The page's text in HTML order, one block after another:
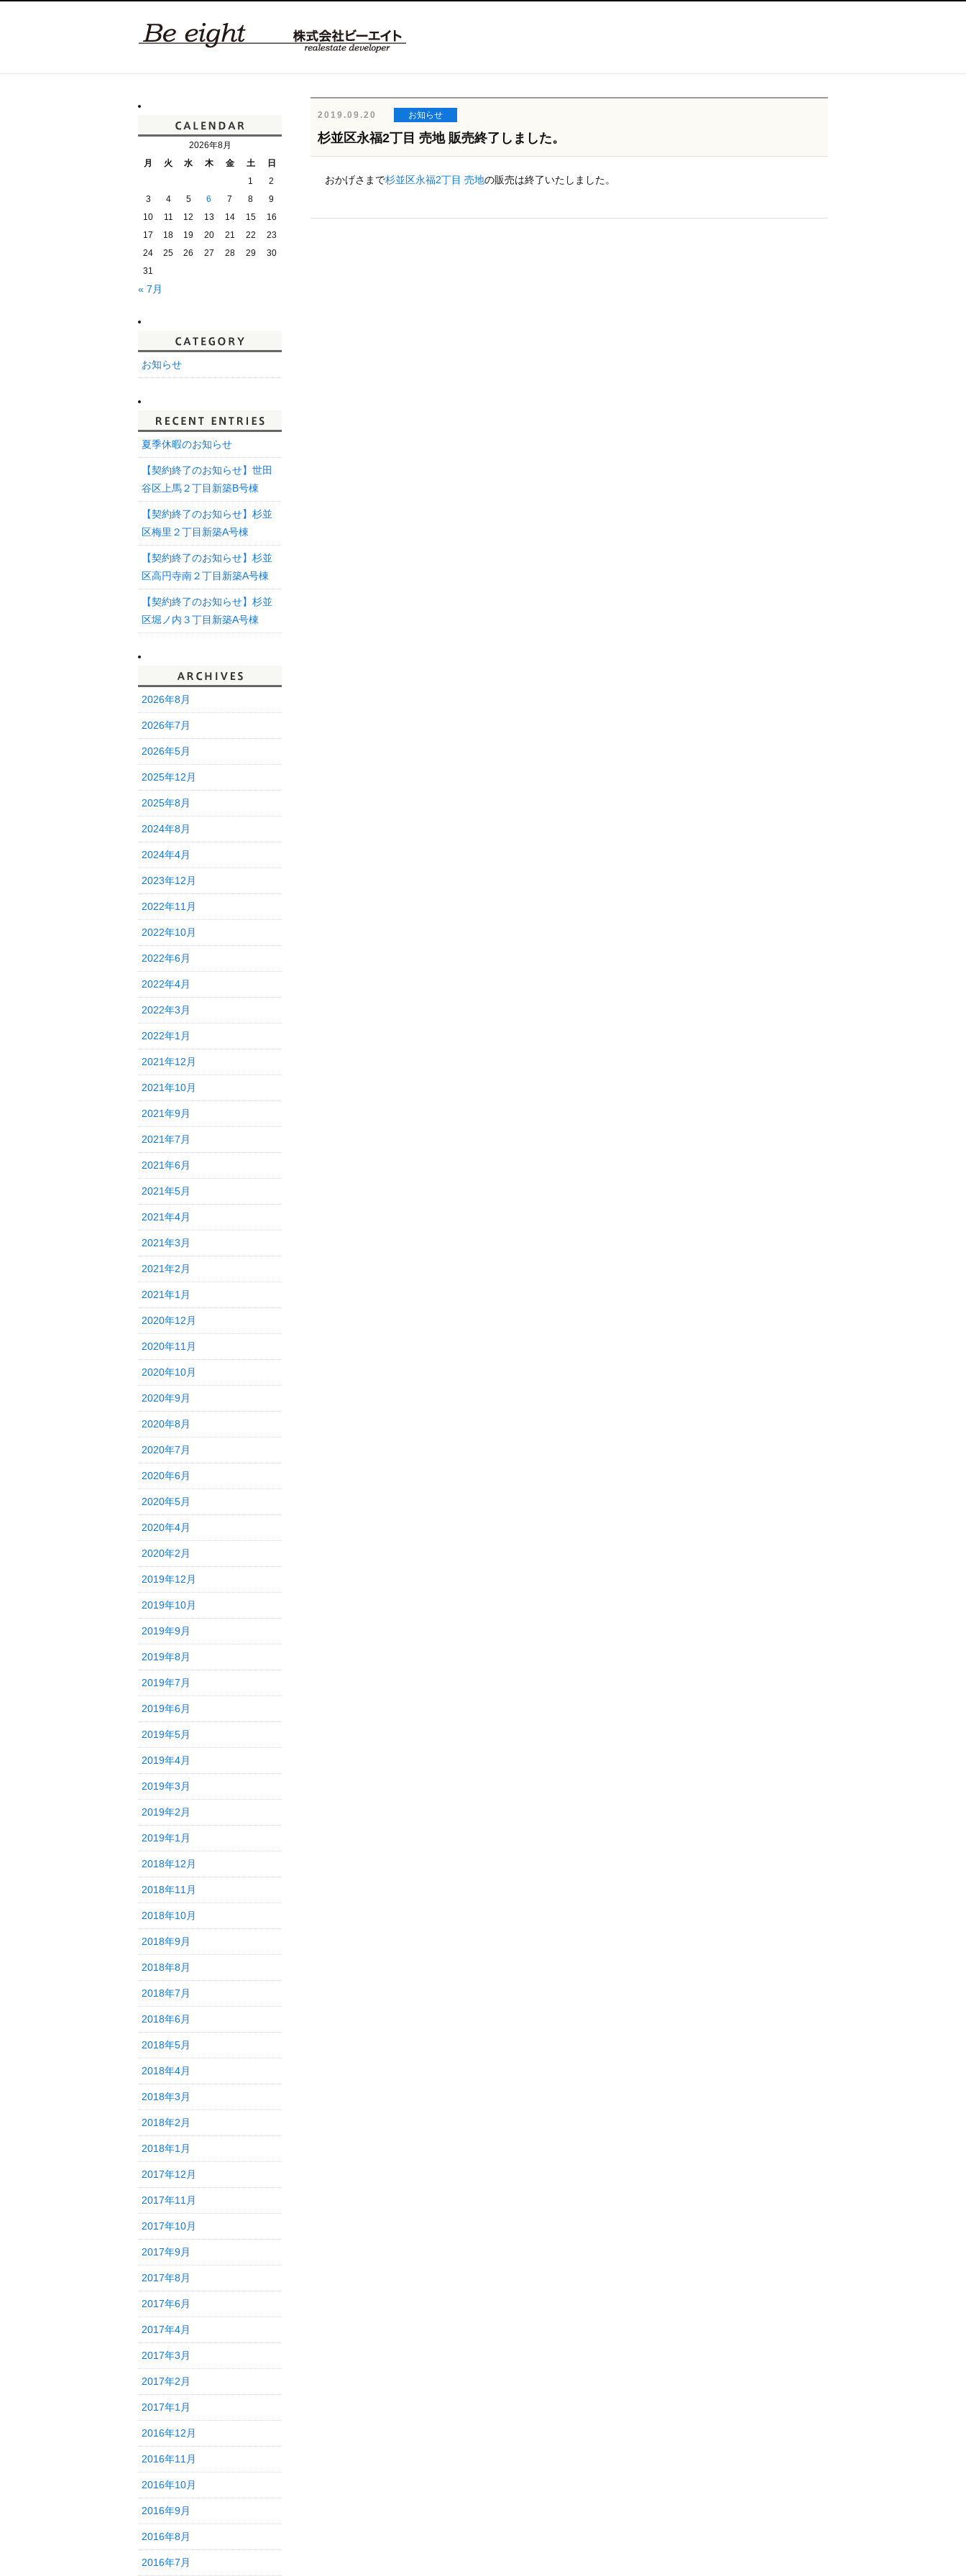
2019.09.20 お知らせ
杉並区永福2丁目 売地 販売終了しました。
おかげさまで杉並区永福2丁目 売地の販売は終了いたしました。
2026年8月
月
火 水 木 金 土
日
1
2
3
4 5 6 7 8
9
10
11 12 13 14 15
16
17
18 19 20 21 22
23
24
25 26 27 28 29
30
31
« 7月
お知らせ
夏季休暇のお知らせ
【契約終了のお知らせ】世田
谷区上馬２丁目新築B号棟
【契約終了のお知らせ】杉並
区梅里２丁目新築A号棟
【契約終了のお知らせ】杉並
区高円寺南２丁目新築A号棟
【契約終了のお知らせ】杉並
区堀ノ内３丁目新築A号棟
2026年8月
2026年7月
2026年5月
2025年12月
2025年8月
2024年8月
2024年4月
2023年12月
2022年11月
2022年10月
2022年6月
2022年4月
2022年3月
2022年1月
2021年12月
2021年10月
2021年9月
2021年7月
2021年6月
2021年5月
2021年4月
2021年3月
2021年2月
2021年1月
2020年12月
2020年11月
2020年10月
2020年9月
2020年8月
2020年7月
2020年6月
2020年5月
2020年4月
2020年2月
2019年12月
2019年10月
2019年9月
2019年8月
2019年7月
2019年6月
2019年5月
2019年4月
2019年3月
2019年2月
2019年1月
2018年12月
2018年11月
2018年10月
2018年9月
2018年8月
2018年7月
2018年6月
2018年5月
2018年4月
2018年3月
2018年2月
2018年1月
2017年12月
2017年11月
2017年10月
2017年9月
2017年8月
2017年6月
2017年4月
2017年3月
2017年2月
2017年1月
2016年12月
2016年11月
2016年10月
2016年9月
2016年8月
2016年7月